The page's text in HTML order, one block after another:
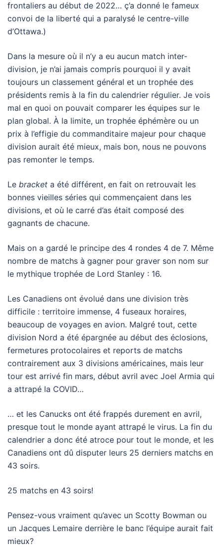
frontaliers au début de 2022… ç’a donné le fameux
convoi de la liberté qui a paralysé le centre-ville
d’Ottawa.)
Dans la mesure où il n’y a eu aucun match inter-
division, je n’ai jamais compris pourquoi il y avait
toujours un classement général et un trophée des
présidents remis à la fin du calendrier régulier. Je vois
mal en quoi on pouvait comparer les équipes sur le
plan global. À la limite, un trophée éphémère ou un
prix à l’effigie du commanditaire majeur pour chaque
division aurait été mieux, mais bon, nous ne pouvons
pas remonter le temps.
Le bracket a été différent, en fait on retrouvait les
bonnes vieilles séries qui commençaient dans les
divisions, et où le carré d’as était composé des
gagnants de chacune.
Mais on a gardé le principe des 4 rondes 4 de 7. Même
nombre de matchs à gagner pour graver son nom sur
le mythique trophée de Lord Stanley : 16.
Les Canadiens ont évolué dans une division très
difficile : territoire immense, 4 fuseaux horaires,
beaucoup de voyages en avion. Malgré tout, cette
division Nord a été épargnée au début des éclosions,
fermetures protocolaires et reports de matchs
contrairement aux 3 divisions américaines, mais leur
tour est arrivé fin mars, début avril avec Joel Armia qui
a attrapé la COVID…
… et les Canucks ont été frappés durement en avril,
presque tout le monde ayant attrapé le virus. La fin du
calendrier a donc été atroce pour tout le monde, et les
Canadiens ont dû disputer leurs 25 derniers matchs en
43 soirs.
25 matchs en 43 soirs!
Pensez-vous vraiment qu’avec un Scotty Bowman ou
un Jacques Lemaire derrière le banc l’équipe aurait fait
mieux?